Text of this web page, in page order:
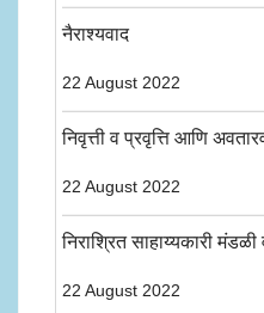
नैराश्यवाद
22 August 2022
निवृत्ती व प्रवृत्ति आणि
22 August 2022
निराश्रित साहाय्यकारी
22 August 2022